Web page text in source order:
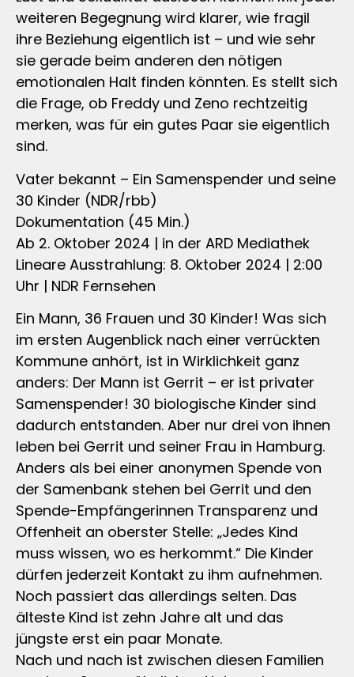
weiteren Begegnung wird klarer, wie fragil
ihre Beziehung eigentlich ist – und wie sehr
sie gerade beim anderen den nötigen
emotionalen Halt finden könnten. Es stellt sich
die Frage, ob Freddy und Zeno rechtzeitig
merken, was für ein gutes Paar sie eigentlich
sind.
Vater bekannt – Ein Samenspender und seine
30 Kinder (NDR/rbb)
Dokumentation (45 Min.)
Ab 2. Oktober 2024 | in der ARD Mediathek
Lineare Ausstrahlung: 8. Oktober 2024 | 2:00
Uhr | NDR Fernsehen
Ein Mann, 36 Frauen und 30 Kinder! Was sich
im ersten Augenblick nach einer verrückten
Kommune anhört, ist in Wirklichkeit ganz
anders: Der Mann ist Gerrit – er ist privater
Samenspender! 30 biologische Kinder sind
dadurch entstanden. Aber nur drei von ihnen
leben bei Gerrit und seiner Frau in Hamburg.
Anders als bei einer anonymen Spende von
der Samenbank stehen bei Gerrit und den
Spende-Empfängerinnen Transparenz und
Offenheit an oberster Stelle: „Jedes Kind
muss wissen, wo es herkommt.“ Die Kinder
dürfen jederzeit Kontakt zu ihm aufnehmen.
Noch passiert das allerdings selten. Das
älteste Kind ist zehn Jahre alt und das
jüngste erst ein paar Monate.
Nach und nach ist zwischen diesen Familien